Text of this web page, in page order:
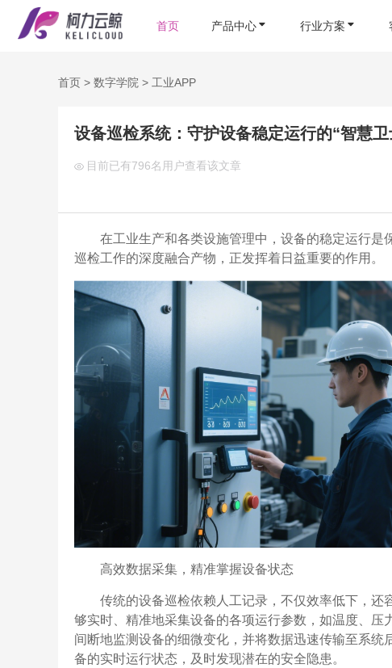
首页 产品中心 行业方案
首页 > 数字学院 > 工业APP
设备巡检系统：守护设备稳定运行的“智慧卫
目前已有796名用户查看该文章
在工业生产和各类设施管理中，设备的稳定运行
巡检工作的深度融合产物，正发挥着日益重要的作用。
高效数据采集，精准掌握设备状态
传统的设备巡检依赖人工记录，不仅效率低下，
够实时、精准地采集设备的各项运行参数，如温度、压
间断地监测设备的细微变化，并将数据迅速传输至系
备的实时运行状态，及时发现潜在的安全隐患。